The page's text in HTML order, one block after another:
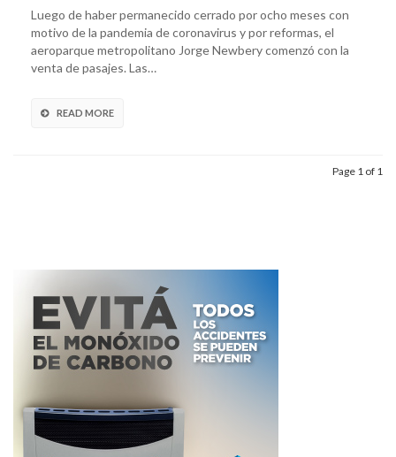
Luego de haber permanecido cerrado por ocho meses con
motivo de la pandemia de coronavirus y por reformas, el
aeroparque metropolitano Jorge Newbery comenzó con la
venta de pasajes. Las…
READ MORE
Page 1 of 1